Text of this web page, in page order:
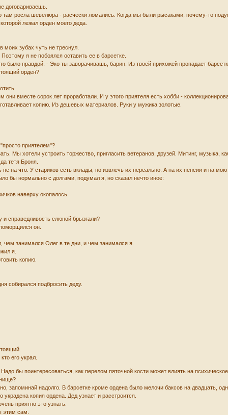
договариваешь.
там росла шевелюра - расчески ломались. Когда мы были рысаками, почему-то
лежал орден моего деда.
моих зубах чуть не треснул.
я не побоялся оставить ее в барсетке.
было правдой. - Эко ты заворачивашь, барин. Из твоей прихожей пропадает
орден?
вместе сорок лет проработали. И у этого приятеля есть хобби -
копию. Из дешевых материалов. Руки у мужика золотые.
приятелем"?
Мы хотели устроить торжество, пригласить ветеранов, друзей. Митинг, музыка,
тетя Броня.
не на что. У стариков есть вклады, но извлечь их нереально. А на их пенсии и на
бы нормально с долгами, подумал я, но сказал нечто иное:
наверху окопалось.
справедливость слюной брызгали?
он.
чем занимался Олег в те дни, и чем занимался я.
я.
копию.
собирался подбросить деду.
его украл.
бы поинтересоваться, как перелом пяточной кости может влиять на
запоминай надолго. В барсетке кроме ордена было мелочи баксов на двадцать,
украдена копия ордена. Дед узнает и расстроится.
приятно это узнать.
этим сам.